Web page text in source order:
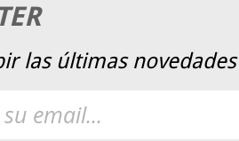
las últimas